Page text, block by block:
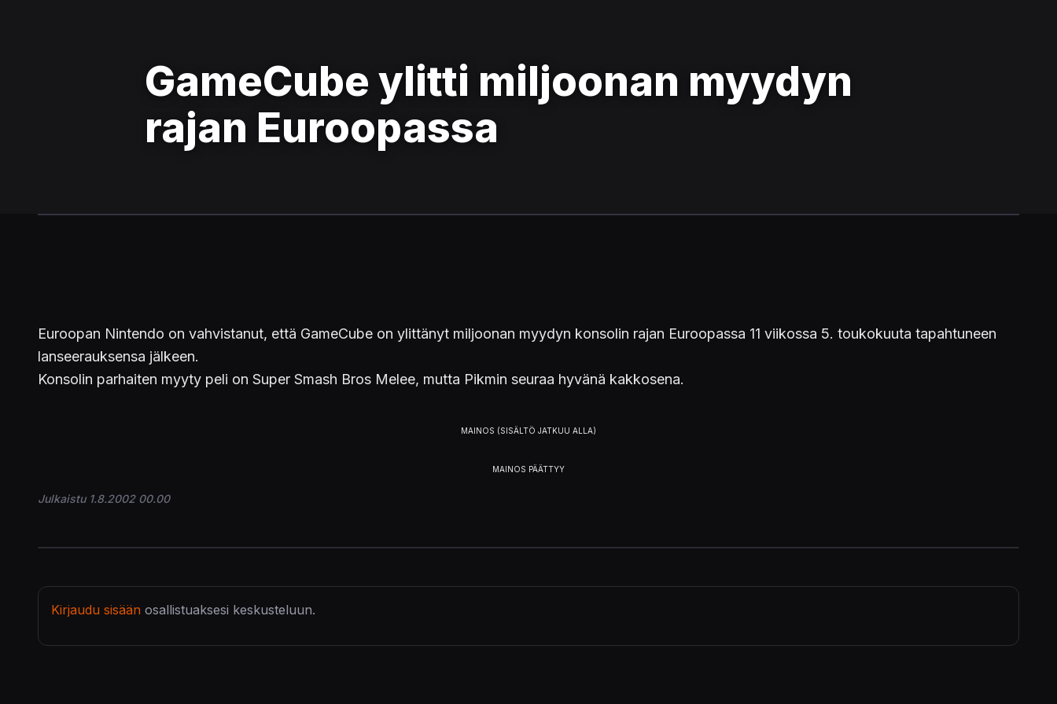
GameCube ylitti miljoonan myydyn
rajan Euroopassa
Euroopan Nintendo on vahvistanut, että GameCube on ylittänyt miljoonan myydyn konsolin rajan Euroopassa 11 viikossa 5. toukokuuta tapahtuneen
lanseerauksensa jälkeen.
Konsolin parhaiten myyty peli on Super Smash Bros Melee, mutta Pikmin seuraa hyvänä kakkosena.
Julkaistu 1.8.2002 00.00
Kirjaudu sisään osallistuaksesi keskusteluun.